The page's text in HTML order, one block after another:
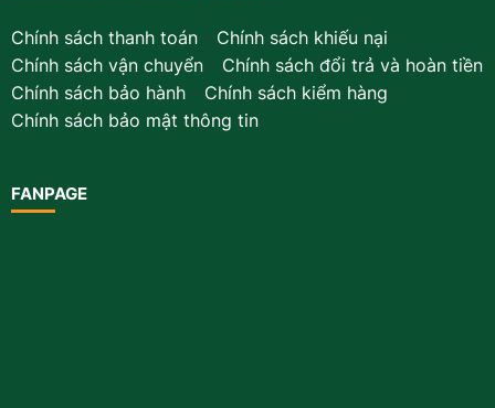
Chính sách thanh toán- Chính sách khiếu nại
Chính sách vận chuyển- Chính sách đổi trả và hoàn tiền
Chính sách bảo hành- Chính sách kiểm hàng
Chính sách bảo mật thông tin
FANPAGE